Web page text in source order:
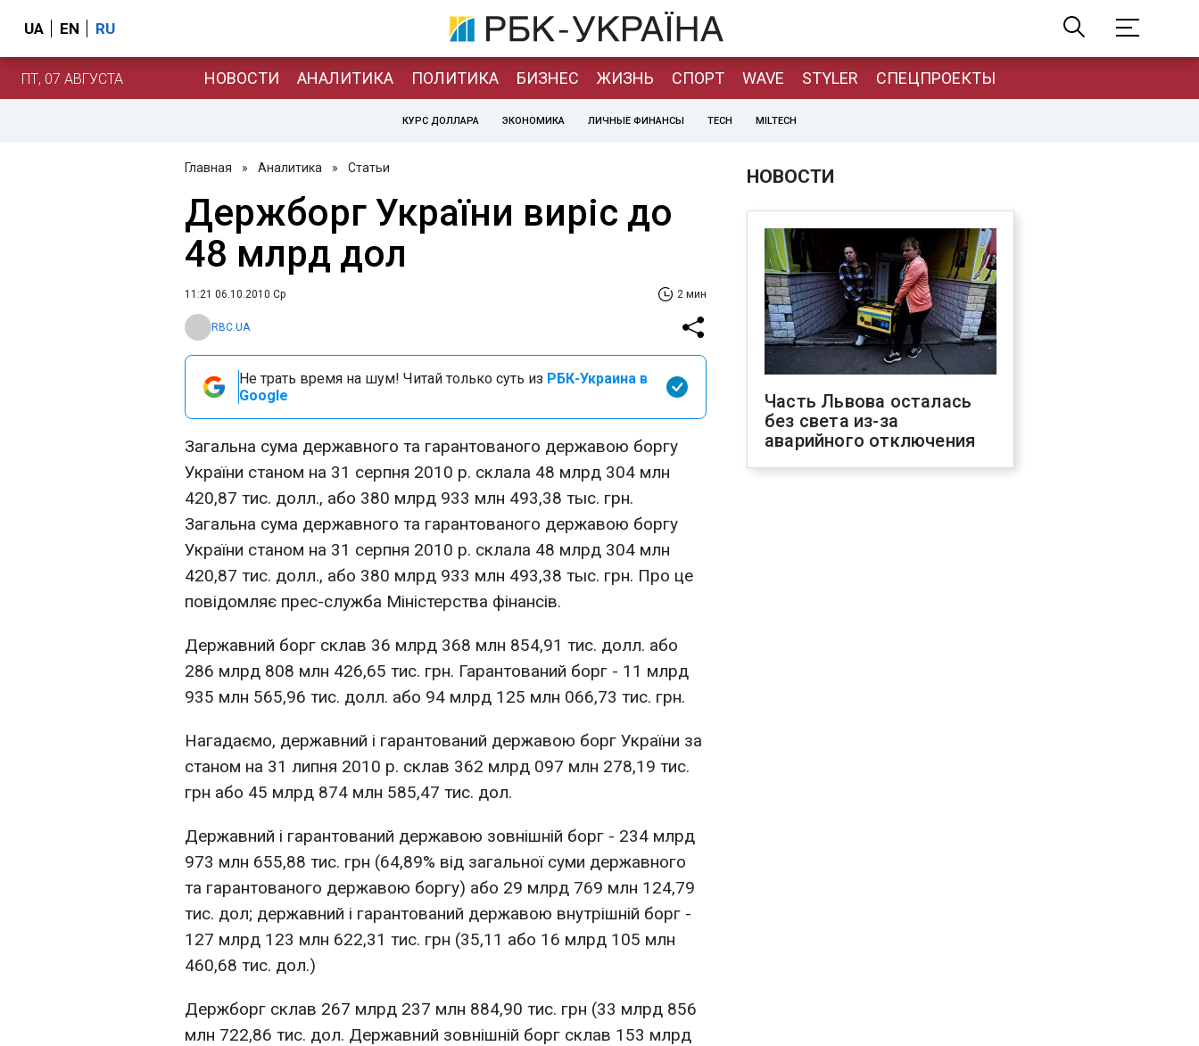
UA EN RU
ПТ, 07 АВГУСТА НОВОСТИ АНАЛИТИКА ПОЛИТИКА БИЗНЕС ЖИЗНЬ СПОРТ WAVE STYLER СПЕЦПРОЕКТЫ
КУРС ДОЛЛАРА ЭКОНОМИКА ЛИЧНЫЕ ФИНАНСЫ TECH MILTECH
Главная » Аналитика » Статьи
Держборг України виріс до
48 млрд дол
11:21 06.10.2010 Ср 2 мин
RBC.UA
Не трать время на шум! Читай только суть из РБК-Украина в
Google
Загальна сума державного та гарантованого державою боргу
України станом на 31 серпня 2010 р. склала 48 млрд 304 млн
420,87 тис. долл., або 380 млрд 933 млн 493,38 тыс. грн.
Загальна сума державного та гарантованого державою боргу
України станом на 31 серпня 2010 р. склала 48 млрд 304 млн
420,87 тис. долл., або 380 млрд 933 млн 493,38 тыс. грн. Про це
повідомляє прес-служба Міністерства фінансів.
Державний борг склав 36 млрд 368 млн 854,91 тис. долл. або
286 млрд 808 млн 426,65 тис. грн. Гарантований борг - 11 млрд
935 млн 565,96 тис. долл. або 94 млрд 125 млн 066,73 тис. грн.
Нагадаємо, державний і гарантований державою борг України за
станом на 31 липня 2010 р. склав 362 млрд 097 млн 278,19 тис.
грн або 45 млрд 874 млн 585,47 тис. дол.
Державний і гарантований державою зовнішній борг - 234 млрд
973 млн 655,88 тис. грн (64,89% від загальної суми державного
та гарантованого державою боргу) або 29 млрд 769 млн 124,79
тис. дол; державний і гарантований державою внутрішній борг -
127 млрд 123 млн 622,31 тис. грн (35,11 або 16 млрд 105 млн
460,68 тис. дол.)
Держборг склав 267 млрд 237 млн 884,90 тис. грн (33 млрд 856
млн 722,86 тис. дол. Державний зовнішній борг склав 153 млрд
НОВОСТИ
Часть Львова осталась
без света из-за
аварийного отключения